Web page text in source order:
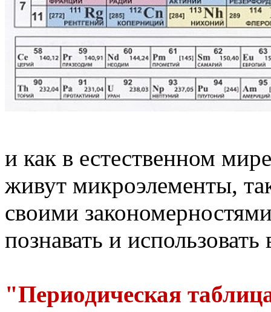
и как в естественном
живут микроэлементы,
своими
познавать и
"Периодическая